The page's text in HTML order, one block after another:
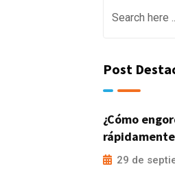
Post
¿Cómo
29 de